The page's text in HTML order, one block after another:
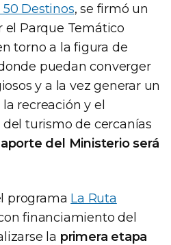
50 Destinos, se firmó un
el Parque Temático
torno a la figura de
puedan converger
y a la vez generar un
recreación y el
turismo de cercanías
aporte del Ministerio será
programa La Ruta
financiamiento del
la primera etapa